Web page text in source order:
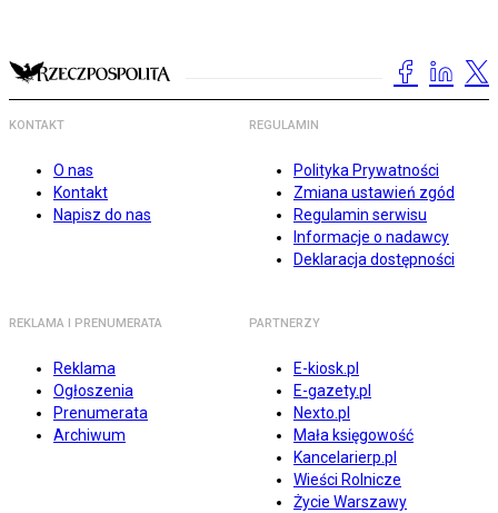
KONTAKT
O nas
Kontakt
Napisz do nas
REGULAMIN
Polityka Prywatności
Zmiana ustawień zgód
Regulamin serwisu
Informacje o nadawcy
Deklaracja dostępności
REKLAMA I PRENUMERATA
Reklama
Ogłoszenia
Prenumerata
Archiwum
PARTNERZY
E-kiosk.pl
E-gazety.pl
Nexto.pl
Mała księgowość
Kancelarierp.pl
Wieści Rolnicze
Życie Warszawy